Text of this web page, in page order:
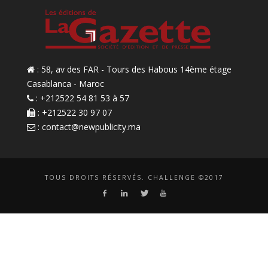
: 58, av des FAR - Tours des Habous 14ème étage
Casablanca - Maroc
: +212522 54 81 53 à 57
: +212522 30 97 07
: contact@newpublicity.ma
TOUS DROITS RÉSERVÉS. CHALLENGE ©2017